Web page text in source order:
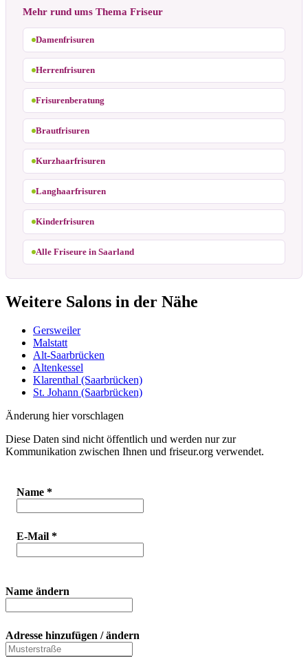
Mehr rund ums Thema Friseur
Damenfrisuren
Herrenfrisuren
Frisurenberatung
Brautfrisuren
Kurzhaarfrisuren
Langhaarfrisuren
Kinderfrisuren
Alle Friseure in Saarland
Weitere Salons in der Nähe
Gersweiler
Malstatt
Alt-Saarbrücken
Altenkessel
Klarenthal (Saarbrücken)
St. Johann (Saarbrücken)
Änderung hier vorschlagen
Diese Daten sind nicht öffentlich und werden nur zur
Kommunikation zwischen Ihnen und friseur.org verwendet.
Name *
E-Mail *
Name ändern
Adresse hinzufügen / ändern